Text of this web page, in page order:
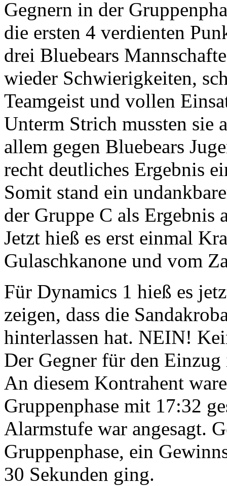
Gegnern in der
die ersten 4 verdienten
drei Bluebears
wieder Schwierigkeiten,
Teamgeist und vollen
Unterm Strich mussten sie
allem gegen Bluebears
recht deutliches Ergebnis
Somit stand ein
der Gruppe C als Ergebnis
Jetzt hieß es erst einmal
Gulaschkanone und vom
Für Dynamics 1 hieß es
zeigen, dass die
hinterlassen hat. NEIN!
Der Gegner für den
An diesem Kontrahent
Gruppenphase mit 17:32
Alarmstufe war angesagt.
Gruppenphase, ein
30 Sekunden ging.